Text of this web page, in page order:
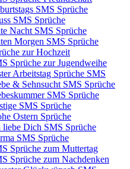
SMS Sprüche
SMS Sprüche
Nacht SMS Sprüche
Morgen SMS Sprüche
zur Hochzeit
Sprüche zur Jugendweihe
Arbeitstag Sprüche SMS
& Sehnsucht SMS Sprüche
SMS Sprüche
SMS Sprüche
Ostern Sprüche
liebe Dich SMS Sprüche
SMS Sprüche
Sprüche zum Muttertag
Sprüche zum Nachdenken